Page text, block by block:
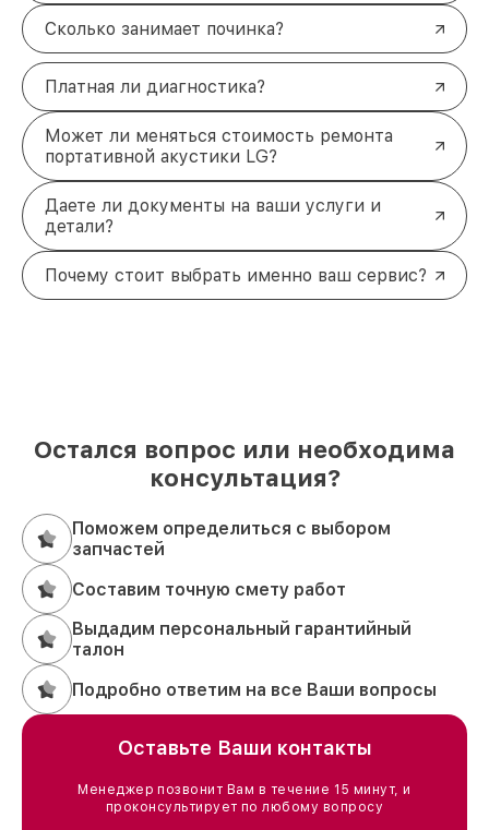
Сколько занимает починка?
Платная ли диагностика?
Может ли меняться стоимость ремонта
портативной акустики LG?
Даете ли документы на ваши услуги и
детали?
Почему стоит выбрать именно ваш сервис?
Остался вопрос или необходима
консультация?
Поможем определиться с выбором
запчастей
Составим точную смету работ
Выдадим персональный гарантийный
талон
Подробно ответим на все Ваши вопросы
Оставьте Ваши контакты
Менеджер позвонит Вам в течение 15 минут, и
проконсультирует по любому вопросу